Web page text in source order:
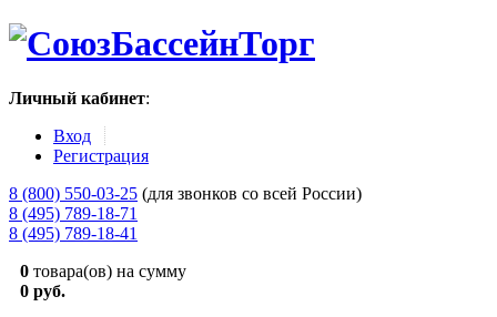
Личный кабинет:
Вход
Регистрация
8 (800) 550-03-25 (для звонков со всей России)
8 (495) 789-18-71
8 (495) 789-18-41
0 товара(ов) на сумму
0 руб.